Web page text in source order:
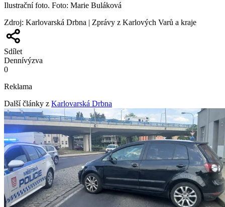
Ilustrační foto. Foto: Marie Buláková
Zdroj: Karlovarská Drbna | Zprávy z Karlových Varů a kraje
Sdílet
Dennívýzva
0
Reklama
Další články z Karlovarská Drbna